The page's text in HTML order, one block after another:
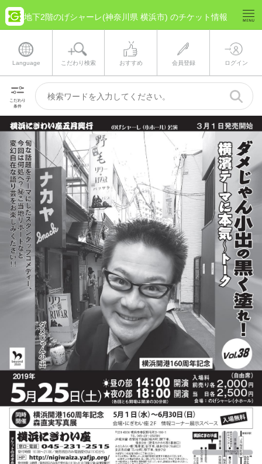
地下2階のげシャーレ(神奈川県 横浜市) のチケット情報
Language こだわり検索 おすすめ 会員登録 ログイン
こだわり
条件